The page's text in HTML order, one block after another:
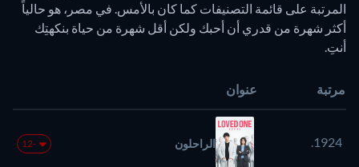
المرتبة على قائمة التصنيفات كما كان بالأمس. في مصر، هو حالياً
أكثر شهرة من قدري أن أحبك ولكن أقل شهرة من حياة بنكهتِك
أنتِ.
مرتبة عنوان
1924. الراحلون -12